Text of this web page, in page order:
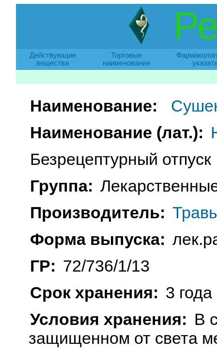
Действующие
вещества
Торговые
наименования
Наименование:
Наименование (лат.):
Безрецептурный отпуск
Группа:
Производитель:
Форма выпуска:
ГР: 72/736/1/13
Срок хранения: 3 года
Условия хранения: В
защищенном от света